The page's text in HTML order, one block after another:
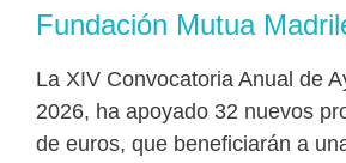
Fundación Mutua
La XIV Convocatoria Anual de
2026, ha apoyado 32 nuevos
de euros, que beneficiarán a